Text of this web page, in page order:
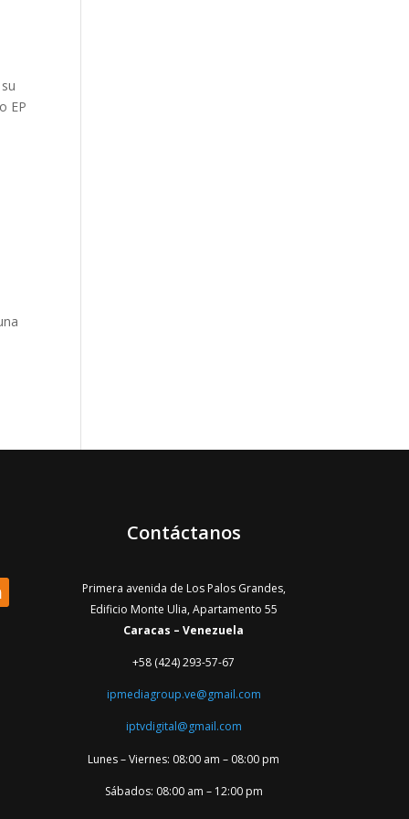
EP
Contáctanos
Primera avenida de Los Palos Grandes,
Edificio Monte Ulia, Apartamento 55
Caracas – Venezuela
+58 (424) 293-57-67
ipmediagroup.ve@gmail.com
iptvdigital@gmail.com
Lunes – Viernes: 08:00 am – 08:00 pm
Sábados: 08:00 am – 12:00 pm